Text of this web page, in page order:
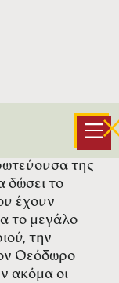
πριν από
και τις 27
της
δώσει το
έχουν
το μεγάλο
την
Θεόδωρο
ακόμα οι